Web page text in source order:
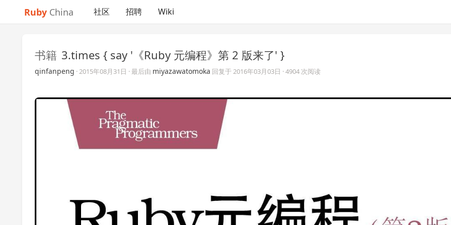
Ruby China 社区 招聘 Wiki
书籍 3.times { say '《Ruby 元编程》第 2 版来了' }
qinfanpeng ·2015年08月31日 · 最后由 miyazawatomoka 回复于2016年03月03日 · 4904 次阅读